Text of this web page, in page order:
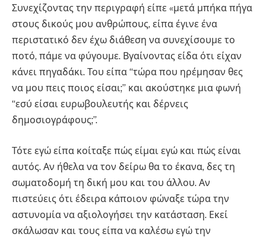
Συνεχίζοντας την περιγραφή είπε «μετά μπήκα πήγα
στους δικούς μου ανθρώπους, είπα έγινε ένα
περιστατικό δεν έχω διάθεση να συνεχίσουμε το
ποτό, πάμε να φύγουμε. Βγαίνοντας είδα ότι είχαν
κάνει πηγαδάκι. Του είπα “τώρα που ηρέμησαν θες
να μου πεις ποιος είσαι;” και ακούστηκε μια φωνή
“εσύ είσαι ευρωβουλευτής και δέρνεις
δημοσιογράφους;”.
Τότε εγώ είπα κοίταξε πώς είμαι εγώ και πώς είναι
αυτός. Αν ήθελα να τον δείρω θα το έκανα, δες τη
σωματοδομή τη δική μου και του άλλου. Αν
πιστεύεις ότι έδειρα κάποιον φώναξε τώρα την
αστυνομία να αξιολογήσει την κατάσταση. Εκεί
σκάλωσαν και τους είπα να καλέσω εγώ την